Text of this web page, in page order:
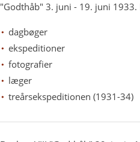
"Godthåb" 3. juni - 19. juni
dagbøger
ekspeditioner
fotografier
læger
treårsekspeditionen (1931-34)